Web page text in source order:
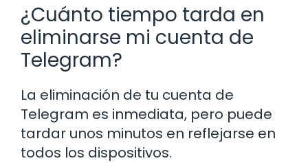
¿Cuánto tiempo tarda en
eliminarse mi cuenta de
Telegram?
La eliminación de tu cuenta de
Telegram es inmediata, pero puede
tardar unos minutos en reflejarse en
todos los dispositivos.